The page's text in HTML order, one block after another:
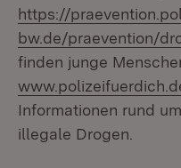
https://
bw.de/praevention/
finden junge
Informationen rund
illegale Drogen.